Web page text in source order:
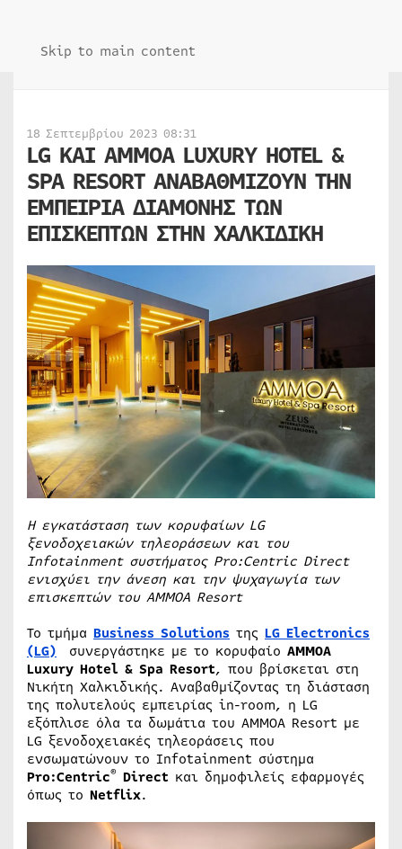
Skip to main content
18 Σεπτεμβρίου 2023 08:31
LG ΚΑΙ AMMOA LUXURY HOTEL &
SPA RESORT ΑΝΑΒΑΘΜΙΖΟΥΝ ΤΗΝ
ΕΜΠΕΙΡΙΑ ΔΙΑΜΟΝΗΣ ΤΩΝ
ΕΠΙΣΚΕΠΤΩΝ ΣΤΗΝ ΧΑΛΚΙΔΙΚΗ
Η εγκατάσταση των κορυφαίων LG
ξενοδοχειακών τηλεοράσεων και του
Infotainment συστήματος Pro:Centric Direct
ενισχύει την άνεση και την ψυχαγωγία των
επισκεπτών του AMMOA Resort
Το τμήμα Business Solutions της LG Electronics
(LG) συνεργάστηκε με το κορυφαίο AMMOA
Luxury Hotel & Spa Resort, που βρίσκεται στη
Νικήτη Χαλκιδικής. Αναβαθμίζοντας τη διάσταση
της πολυτελούς εμπειρίας in-room, η LG
εξόπλισε όλα τα δωμάτια του AMMOA Resort με
LG ξενοδοχειακές τηλεοράσεις που
ενσωματώνουν το Infotainment σύστημα
Pro:Centric® Direct και δημοφιλείς εφαρμογές
όπως το Netflix.